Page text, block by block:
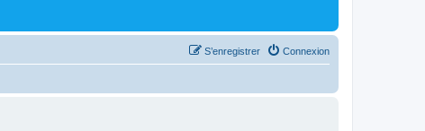
Connexion
S’enregistrer